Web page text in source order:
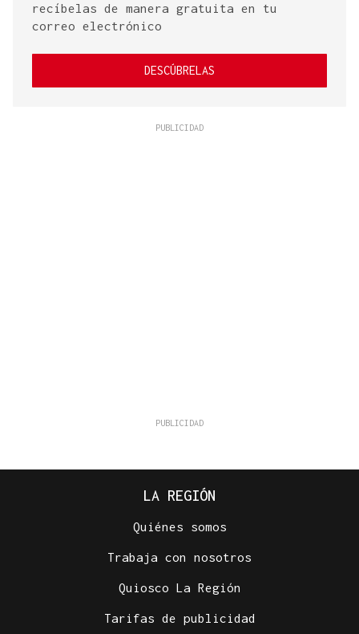
recíbelas de manera gratuita en tu
correo electrónico
DESCÚBRELAS
LA REGIÓN
Quiénes somos
Trabaja con nosotros
Quiosco La Región
Tarifas de publicidad